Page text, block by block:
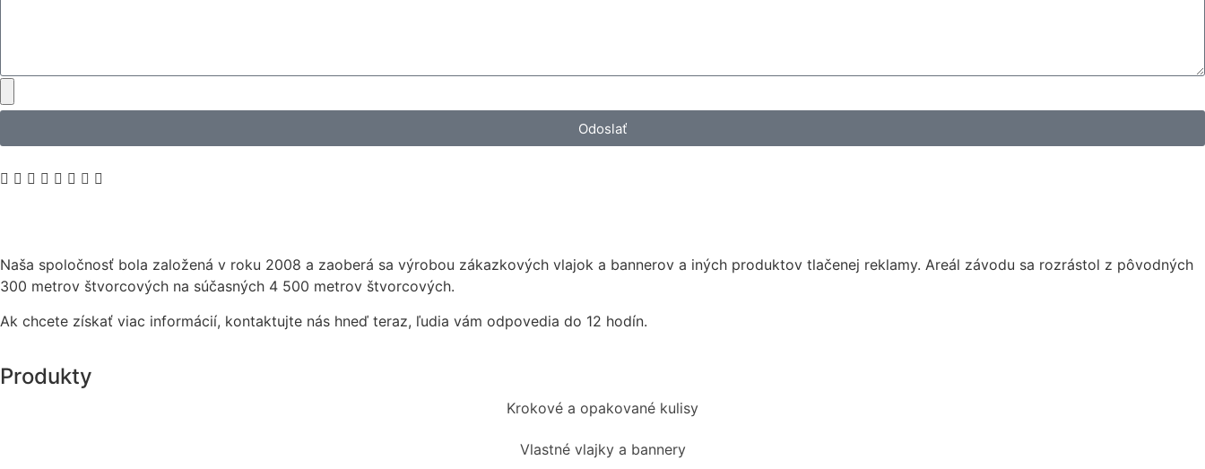
Odoslať
Naša spoločnosť bola založená v roku 2008 a zaoberá sa výrobou zákazkových vlajok a bannerov a iných produktov tlačenej reklamy. Areál závodu sa rozrástol z pôvodných
300 metrov štvorcových na súčasných 4 500 metrov štvorcových.
Ak chcete získať viac informácií, kontaktujte nás hneď teraz, ľudia vám odpovedia do 12 hodín.
Produkty
Krokové a opakované kulisy
Vlastné vlajky a bannery